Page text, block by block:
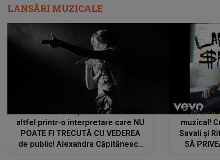
LANSĂRI MUZICALE
De această dată, "Dilaila" se simte
altfel printr-o interpretare care NU
POATE FI TRECUTĂ CU VEDEREA
de public! Alexandra Căpitănescu
muzical!
Savali și
SĂ